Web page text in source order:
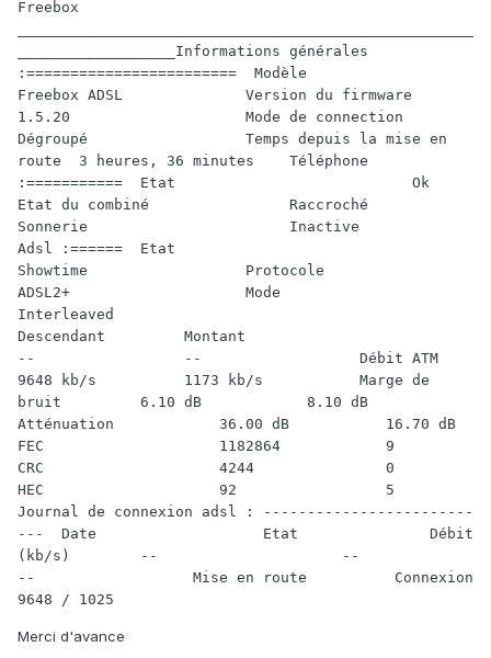
Freebox
__________________Informations générales
:========================  Modèle
Freebox ADSL              Version du firmware
1.5.20                    Mode de connection
Dégroupé                  Temps depuis la mise en
route  3 heures, 36 minutes    Téléphone
:===========  Etat                           Ok
Etat du combiné                Raccroché
Sonnerie                       Inactive
Adsl :======  Etat
Showtime                  Protocole
ADSL2+                    Mode
Interleaved
Descendant         Montant
--                 --                  Débit ATM
9648 kb/s          1173 kb/s           Marge de
bruit         6.10 dB            8.10 dB
Atténuation            36.00 dB           16.70 dB
FEC                    1182864            9
CRC                    4244               0
HEC                    92                 5
Journal de connexion adsl : ------------------------
---  Date                   Etat               Débit
(kb/s)        --                     --
--                  Mise en route          Connexion
9648 / 1025
Merci d'avance